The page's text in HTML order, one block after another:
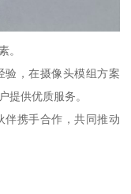
。
验，在摄像头模组方案
提供优质服务。
伴携手合作，共同推动